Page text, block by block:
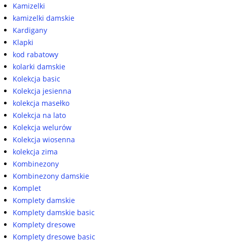
Kamizelki
kamizelki damskie
Kardigany
Klapki
kod rabatowy
kolarki damskie
Kolekcja basic
Kolekcja jesienna
kolekcja masełko
Kolekcja na lato
Kolekcja welurów
Kolekcja wiosenna
kolekcja zima
Kombinezony
Kombinezony damskie
Komplet
Komplety damskie
Komplety damskie basic
Komplety dresowe
Komplety dresowe basic